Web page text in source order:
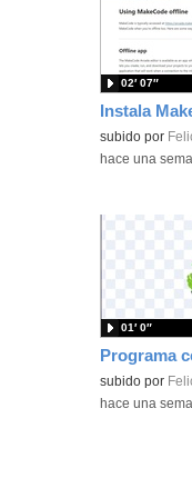
Contenido
subido por
02′ 07″
-hace una
Contenido
subido por
01′ 0″
-hace una